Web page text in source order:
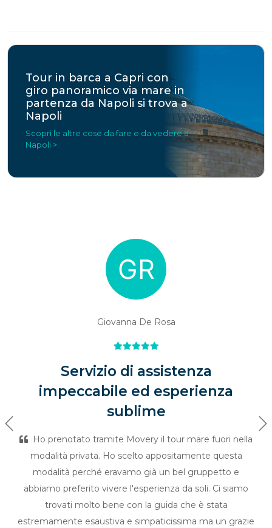
Tour in barca a Capri con
giro panoramico via mare in
partenza da Napoli si trova a
Napoli
Scopri le altre cose da fare e da vedere a
Napoli >
Giovanna De Rosa
Servizio di assistenza
impeccabile ed esperienza
sublime
Ho prenotato tramite Movery il tour mare fuori nella
modalità privata. Ho scelto appositamente questa
modalità perché eravamo già un bel gruppetto e
abbiamo preferito vivere l'esperienza da soli. Ci siamo
trovati molto bene con la guida che è stata
estremamente esaustiva e simpaticissima ma un grazie
Previous